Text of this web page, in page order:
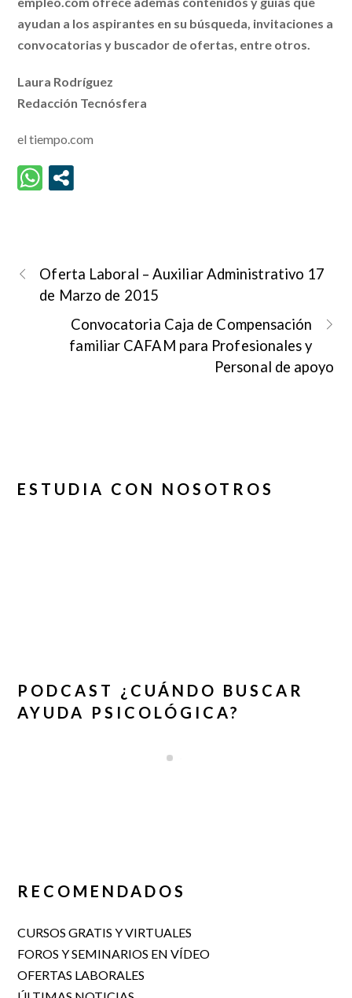
ayudan a los aspirantes en su búsqueda, invitaciones a
convocatorias y buscador de ofertas, entre otros.
Laura Rodríguez
Redacción Tecnósfera
el tiempo.com
Oferta Laboral – Auxiliar Administrativo 17
de Marzo de 2015
Convocatoria Caja de Compensación
familiar CAFAM para Profesionales y
Personal de apoyo
ESTUDIA CON NOSOTROS
PODCAST ¿CUÁNDO BUSCAR
AYUDA PSICOLÓGICA?
RECOMENDADOS
CURSOS GRATIS Y VIRTUALES
FOROS Y SEMINARIOS EN VÍDEO
OFERTAS LABORALES